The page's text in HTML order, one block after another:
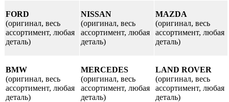
FORD
(оригинал, весь
ассортимент, любая
деталь)
NISSAN
(оригинал, весь
ассортимент, любая
деталь)
MAZDA
(оригинал, весь
ассортимент, любая
деталь)
BMW
(оригинал, весь
ассортимент, любая
деталь)
MERCEDES
(оригинал, весь
ассортимент, любая
деталь)
LAND ROVER
(оригинал, весь
ассортимент, любая
деталь)